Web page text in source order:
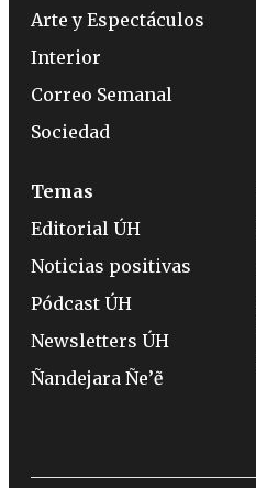
Arte y Espectáculos
Interior
Correo Semanal
Sociedad
Temas
Editorial ÚH
Noticias positivas
Pódcast ÚH
Newsletters ÚH
Ñandejara Ñe’ẽ